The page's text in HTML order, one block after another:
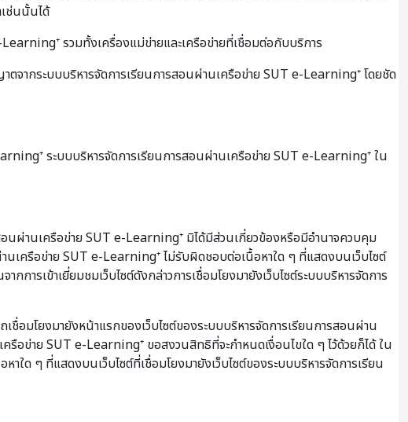
ช่นนั้นได้
รวมทั้งเครื่องแม่ข่ายและเครือข่ายที่เชื่อมต่อกับบริการ
จากระบบบริหารจัดการเรียนการสอนผ่านเครือข่าย SUT e-Learning⁺ โดยชัด
ระบบบริหารจัดการเรียนการสอนผ่านเครือข่าย SUT e-Learning⁺ ใน
นผ่านเครือข่าย SUT e-Learning⁺ มิได้มีส่วนเกี่ยวข้องหรือมีอำนาจควบคุม
เครือข่าย SUT e-Learning⁺ ไม่รับผิดชอบต่อเนื้อหาใด ๆ ที่แสดงบนเว็บไซต์
ารเข้าเยี่ยมชมเว็บไซต์ดังกล่าวการเชื่อมโยงมายังเว็บไซต์ระบบบริหารจัดการ
อมโยงมายังหน้าแรกของเว็บไซต์ของระบบบริหารจัดการเรียนการสอนผ่าน
อข่าย SUT e-Learning⁺ ขอสงวนสิทธิที่จะกำหนดเงื่อนไขใด ๆ ไว้ด้วยก็ได้ ใน
ใด ๆ ที่แสดงบนเว็บไซต์ที่เชื่อมโยงมายังเว็บไซต์ของระบบบริหารจัดการเรียน